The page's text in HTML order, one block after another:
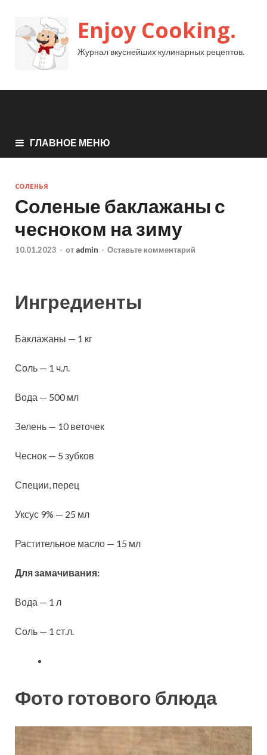
Enjoy Cooking.
Журнал вкуснейших кулинарных рецептов.
ГЛАВНОЕ МЕНЮ
СОЛЕНЬЯ
Соленые баклажаны с
чесноком на зиму
10.01.2023 - от admin - Оставьте комментарий
Ингредиенты
Баклажаны — 1 кг
Соль — 1 ч.л.
Вода — 500 мл
Зелень — 10 веточек
Чеснок — 5 зубков
Специи, перец
Уксус 9% — 25 мл
Растительное масло — 15 мл
Для замачивания:
Вода — 1 л
Соль — 1 ст.л.
Фото готового блюда